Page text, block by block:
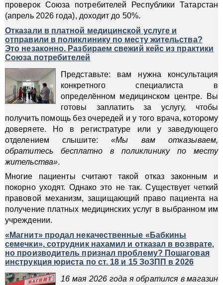
проверок Союза потребителей Республики Татарстан
(апрель 2026 года), доходит до 50%.
Отказали в платной медицинской услуге и
отправили в поликлинику по месту жительства?
Это незаконно. Разбираем свежий кейс из практики
Союза потребителей
Представьте: вам нужна консультация
конкретного специалиста в
определённом медицинском центре. Вы
готовы заплатить за услугу, чтобы
получить помощь без очередей и у того врача, которому
доверяете. Но в регистратуре или у заведующего
отделением слышите:«Мы вам отказываем,
обратитесь бесплатно в поликлинику по месту
жительства».
Многие пациенты считают такой отказ законным и
покорно уходят. Однако это не так. Существует четкий
правовой механизм, защищающий право пациента на
получение платных медицинских услуг в выбранном им
учреждении.
«Магнит» продал некачественные «Бабкины
семечки», сотрудник нахамил и отказал в возврате,
но производитель признал проблему? Пошаговая
инструкция юриста по ст. 18 и 15 ЗоЗПП в 2026
16 мая 2026 года я обратился в магазин